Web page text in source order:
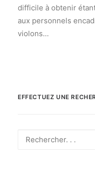
difficile à obtenir
aux personnels
violons…
EFFECTUEZ UNE